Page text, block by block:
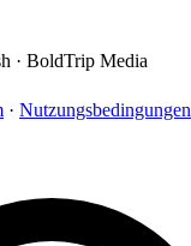
· BoldTrip Media
· Nutzungsbedingungen